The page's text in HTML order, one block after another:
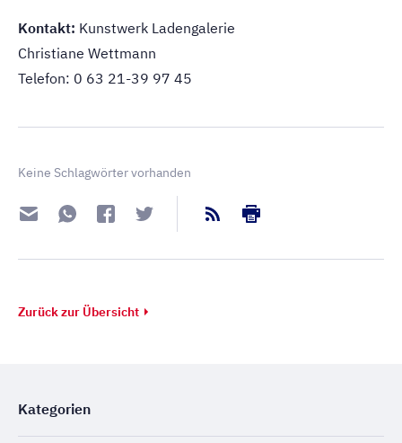
Kontakt: Kunstwerk Ladengalerie
Christiane Wettmann
Telefon: 0 63 21-39 97 45
Keine Schlagwörter vorhanden
Zurück zur Übersicht
Kategorien